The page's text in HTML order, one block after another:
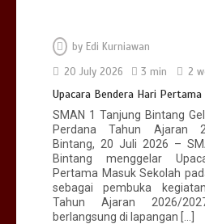
by Edi Kurniawan
20 July 2026
3 min 2
Upacara Bendera Hari Pertama
SMAN 1 Tanjung Bintang
Perdana Tahun Ajaran
Bintang, 20 Juli 2026 –
Bintang menggelar
Pertama Masuk Sekolah
sebagai pembuka
Tahun Ajaran 2026/
berlangsung di lapangan […]